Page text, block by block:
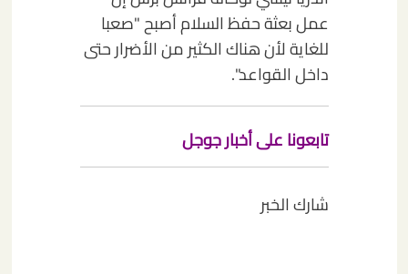
عمل بعثة حفظ السلام أصبح "صعبا
للغاية لأن هناك الكثير من الأضرار حتى
داخل القواعد".
تابعونا على أخبار جوجل
شارك الخبر